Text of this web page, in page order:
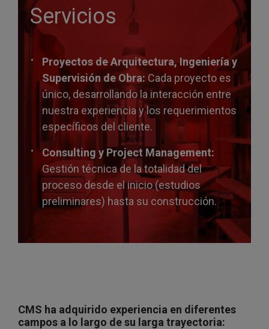
Servicios
Proyectos de Arquitectura, Ingeniería y
Supervisión de Obra: Cada proyecto es
único, desarrollando la interacción entre
nuestra experiencia y los requerimientos
específicos del cliente.
Consulting y Project Management:
Gestión técnica de la totalidad del
proceso desde el inicio (estudios
preliminares) hasta su construcción.
CMS ha adquirido experiencia en diferentes
campos a lo largo de su larga trayectoria: